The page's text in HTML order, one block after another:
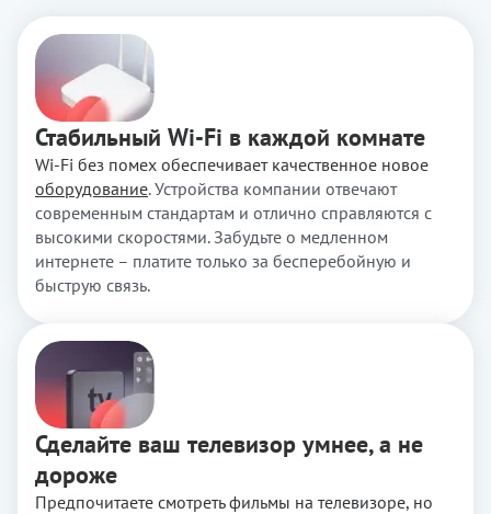
Стабильный Wi-Fi в каждой комнате
Wi-Fi без помех обеспечивает качественное новое
оборудование. Устройства компании отвечают
современным стандартам и отлично справляются с
высокими скоростями. Забудьте о медленном
интернете – платите только за бесперебойную и
быструю связь.
Сделайте ваш телевизор умнее, а не
дороже
Предпочитаете смотреть фильмы на телевизоре, но